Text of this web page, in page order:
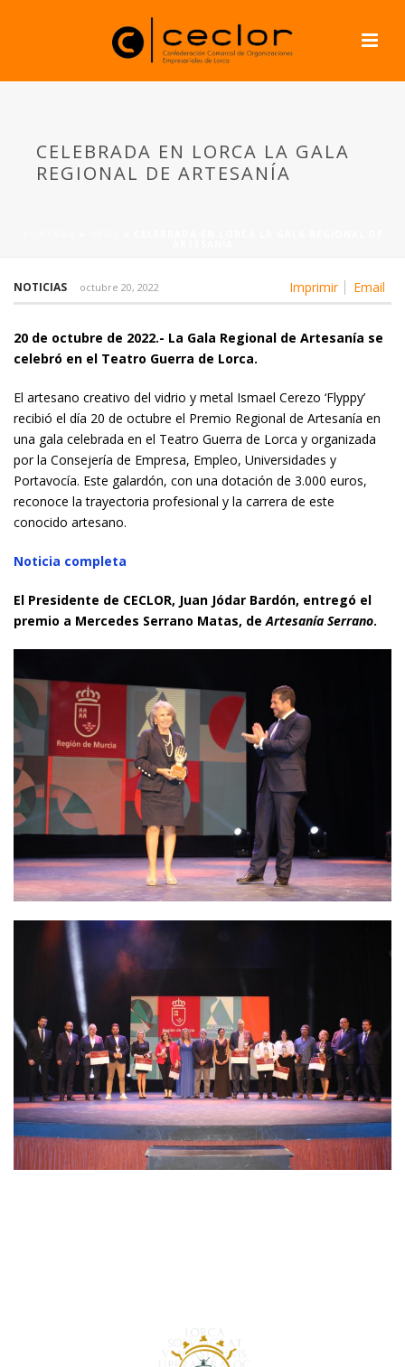
CELEBRADA EN LORCA LA GALA
REGIONAL DE ARTESANÍA
Imprimir Email
NOTICIAS octubre 20, 2022
20 de octubre de 2022.- La Gala Regional de Artesanía se
celebró en el Teatro Guerra de Lorca.
El artesano creativo del vidrio y metal Ismael Cerezo ‘Flyppy’
recibió el día 20 de octubre el Premio Regional de Artesanía en
una gala celebrada en el Teatro Guerra de Lorca y organizada
por la Consejería de Empresa, Empleo, Universidades y
Portavocía. Este galardón, con una dotación de 3.000 euros,
reconoce la trayectoria profesional y la carrera de este
conocido artesano.
Noticia completa
El Presidente de CECLOR, Juan Jódar Bardón, entregó el
premio a Mercedes Serrano Matas, deArtesanía Serrano.